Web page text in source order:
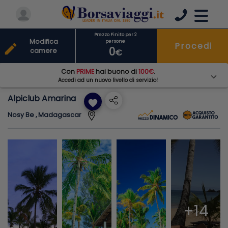
Alpiclub Amarina favorite
Nosy Be , Madagascar
+14
Prezzo Finito per 2
persone
0€
Procedi
edit
Modifica
camere
Con PRIMEhai buono di100€.
Accedi ad un nuovo livello di servizio!